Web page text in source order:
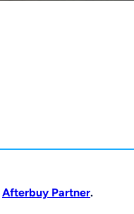
Afterbuy Partner.